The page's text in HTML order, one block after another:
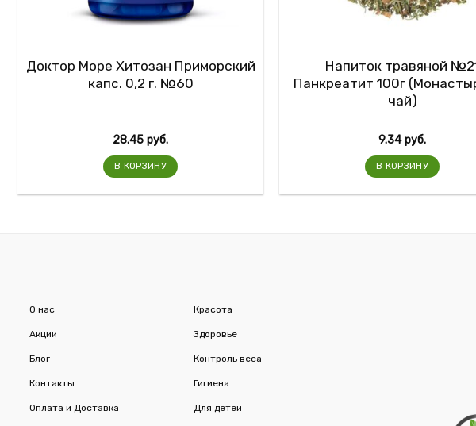
Доктор Море Хитозан Приморский
капс. 0,2 г. №60
28.45 руб.
В КОРЗИНУ
Напиток травяной
Панкреатит 100г
чай)
9.34руб.
В КОРЗИНУ
О нас
Акции
Блог
Контакты
Оплата и Доставка
Красота
Здоровье
Контроль веса
Гигиена
Для детей